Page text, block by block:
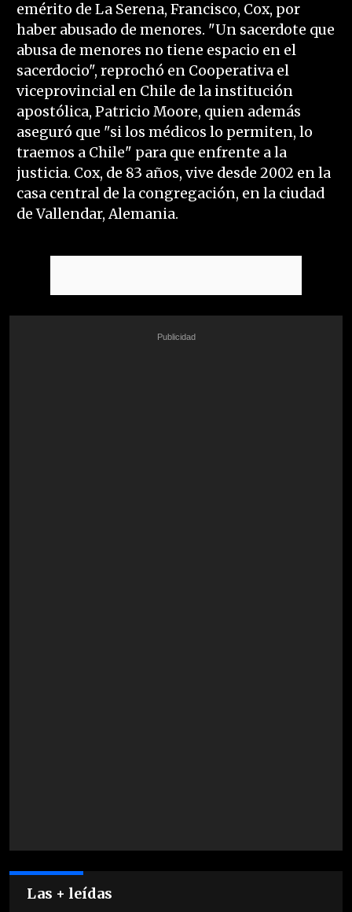
emérito de La Serena, Francisco, Cox, por
haber abusado de menores. "Un sacerdote que
abusa de menores no tiene espacio en el
sacerdocio", reprochó en Cooperativa el
viceprovincial en Chile de la institución
apostólica, Patricio Moore, quien además
aseguró que "si los médicos lo permiten, lo
traemos a Chile" para que enfrente a la
justicia. Cox, de 83 años, vive desde 2002 en la
casa central de la congregación, en la ciudad
de Vallendar, Alemania.
Las + leídas